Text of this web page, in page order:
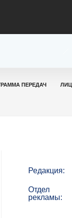
ПЕРЕДАЧ
Редакция:
Отдел
рекламы: